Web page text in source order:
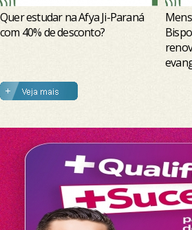
Quer estudar na Afya Ji-Paraná
com 40% de desconto?